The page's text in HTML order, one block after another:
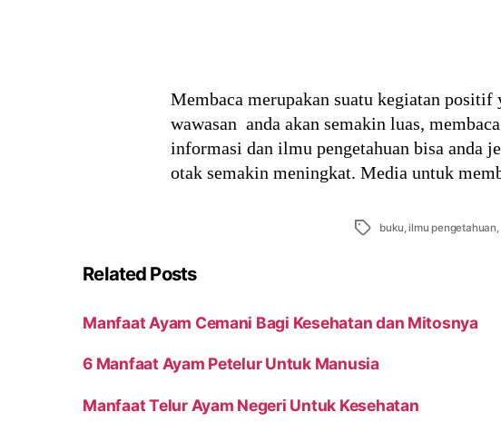
Membaca merupakan suatu kegiatan
wawasan anda akan semakin luas,
informasi dan ilmu pengetahuan bisa anda
otak semakin meningkat. Media untuk
Tags buku ,ilmu pengetahuan
Related Posts
Manfaat Ayam Cemani Bagi Kesehatan dan Mitosnya
6 Manfaat Ayam Petelur Untuk Manusia
Manfaat Telur Ayam Negeri Untuk Kesehatan